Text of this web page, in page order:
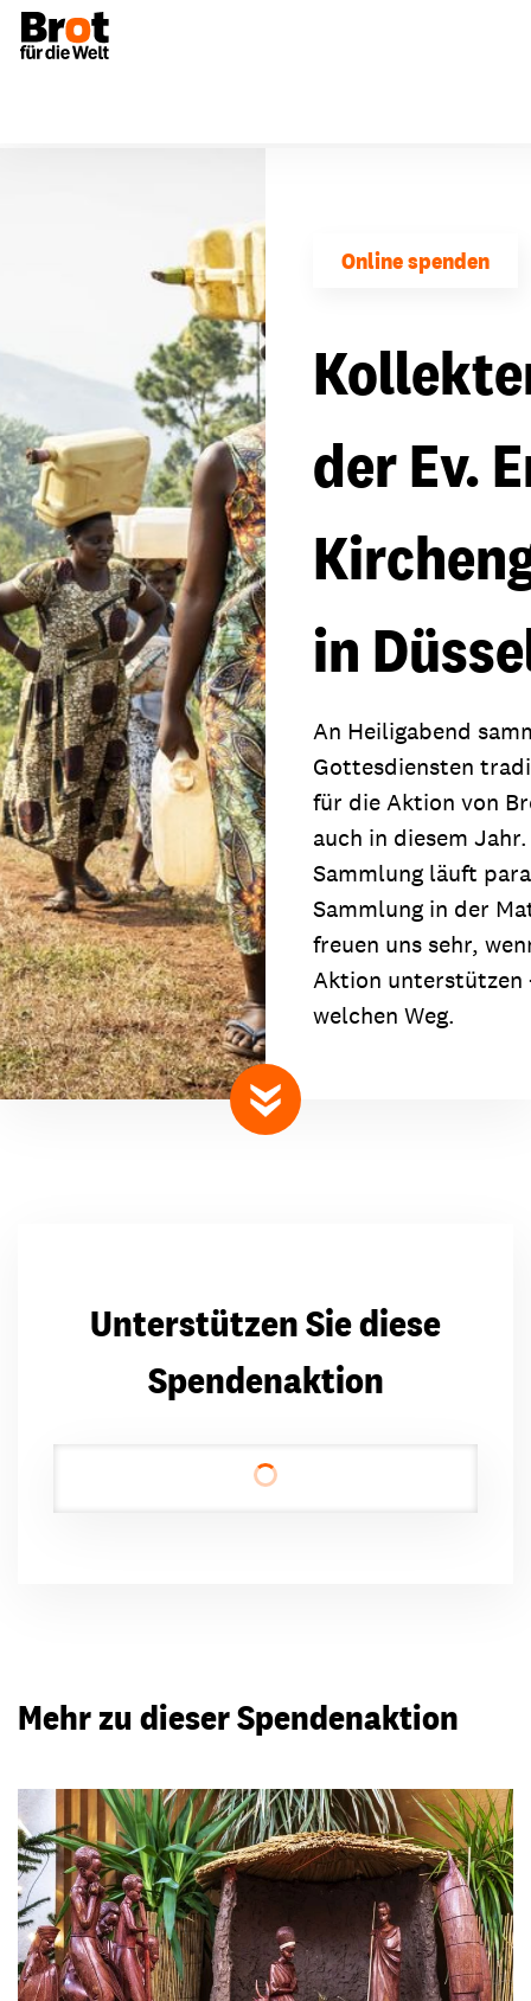
Online spenden
der Ev.
in
An Heiligabend
Gottesdiensten
für die Aktion von
auch in diesem
Sammlung läuft
Sammlung in der
freuen uns sehr,
Aktion unterstützen
welchen Weg.
nach unten scrollen
Unterstützen Sie diese
Spendenaktion
Mehr zu dieser Spendenaktion